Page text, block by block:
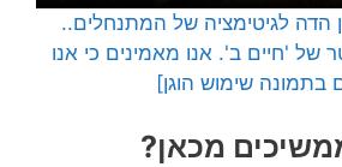
הדה לגיטימציה של המתנחלים..
של 'חיים ב'. אנו מאמינים כי אנו
בתמונה שימוש הוגן]
מכאן?